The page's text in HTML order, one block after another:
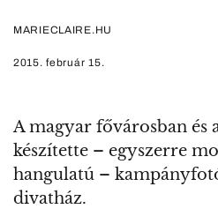
MARIECLAIRE.HU
2015. február 15.
A magyar fővárosban és
készítette – egyszerre
hangulatú –
divatház.